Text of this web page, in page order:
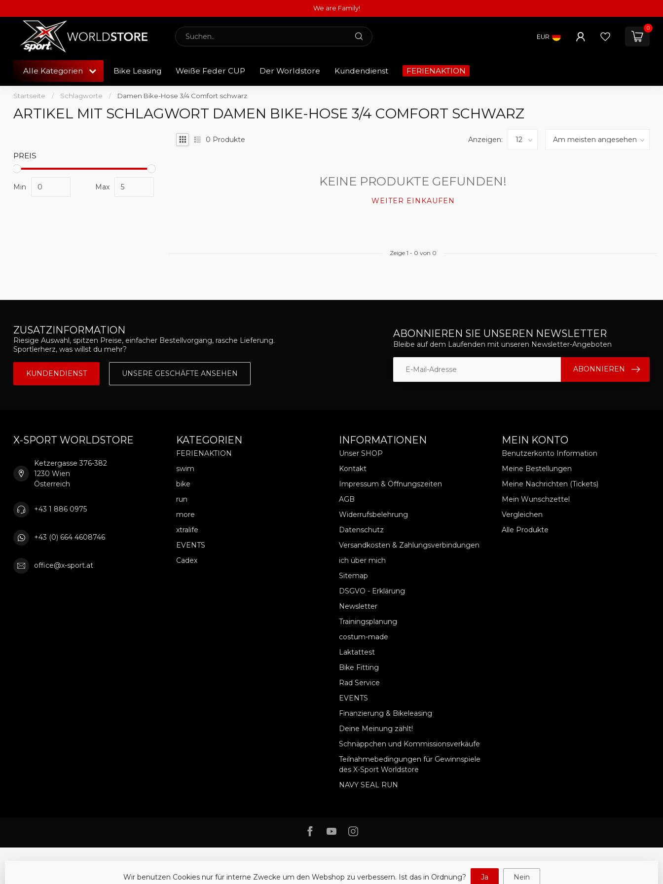
We are Family!
EUR
0
Alle Kategorien Bike Leasing Weiße Feder CUP Der Worldstore Kundendienst FERIENAKTION
Startseite / Schlagworte / Damen Bike-Hose 3/4 Comfort schwarz
ARTIKEL MIT SCHLAGWORT DAMEN BIKE-HOSE 3/4 COMFORT SCHWARZ
PREIS
Min Max
0 Produkte Anzeigen:
KEINE PRODUKTE GEFUNDEN!
WEITER EINKAUFEN
Zeige 1 - 0 von 0
ZUSATZINFORMATION
Riesige Auswahl, spitzen Preise, einfacher Bestellvorgang, rasche Lieferung.
Sportlerherz, was willst du mehr?
KUNDENDIENST UNSERE GESCHÄFTE ANSEHEN
ABONNIEREN SIE UNSEREN NEWSLETTER
Bleibe auf dem Laufenden mit unseren Newsletter-Angeboten
ABONNIEREN
X-SPORT WORLDSTORE
Ketzergasse 376-382
1230 Wien
Österreich
+43 1 886 0975
+43 (0) 664 4608746
office@x-sport.at
KATEGORIEN
FERIENAKTION
swim
bike
run
more
xtralife
EVENTS
Cadex
INFORMATIONEN
Unser SHOP
Kontakt
Impressum & Öffnungszeiten
AGB
Widerrufsbelehrung
Datenschutz
Versandkosten & Zahlungsverbindungen
ich über mich
Sitemap
DSGVO - Erklärung
Newsletter
Trainingsplanung
costum-made
Laktattest
Bike Fitting
Rad Service
EVENTS
Finanzierung & Bikeleasing
Deine Meinung zählt!
Schnäppchen und Kommissionsverkäufe
Teilnahmebedingungen für Gewinnspiele
des X-Sport Worldstore
NAVY SEAL RUN
MEIN KONTO
Benutzerkonto Information
Meine Bestellungen
Meine Nachrichten (Tickets)
Mein Wunschzettel
Vergleichen
Alle Produkte
Wir benutzen Cookies nur für interne Zwecke um den Webshop zu verbessern. Ist das in Ordnung? Ja Nein